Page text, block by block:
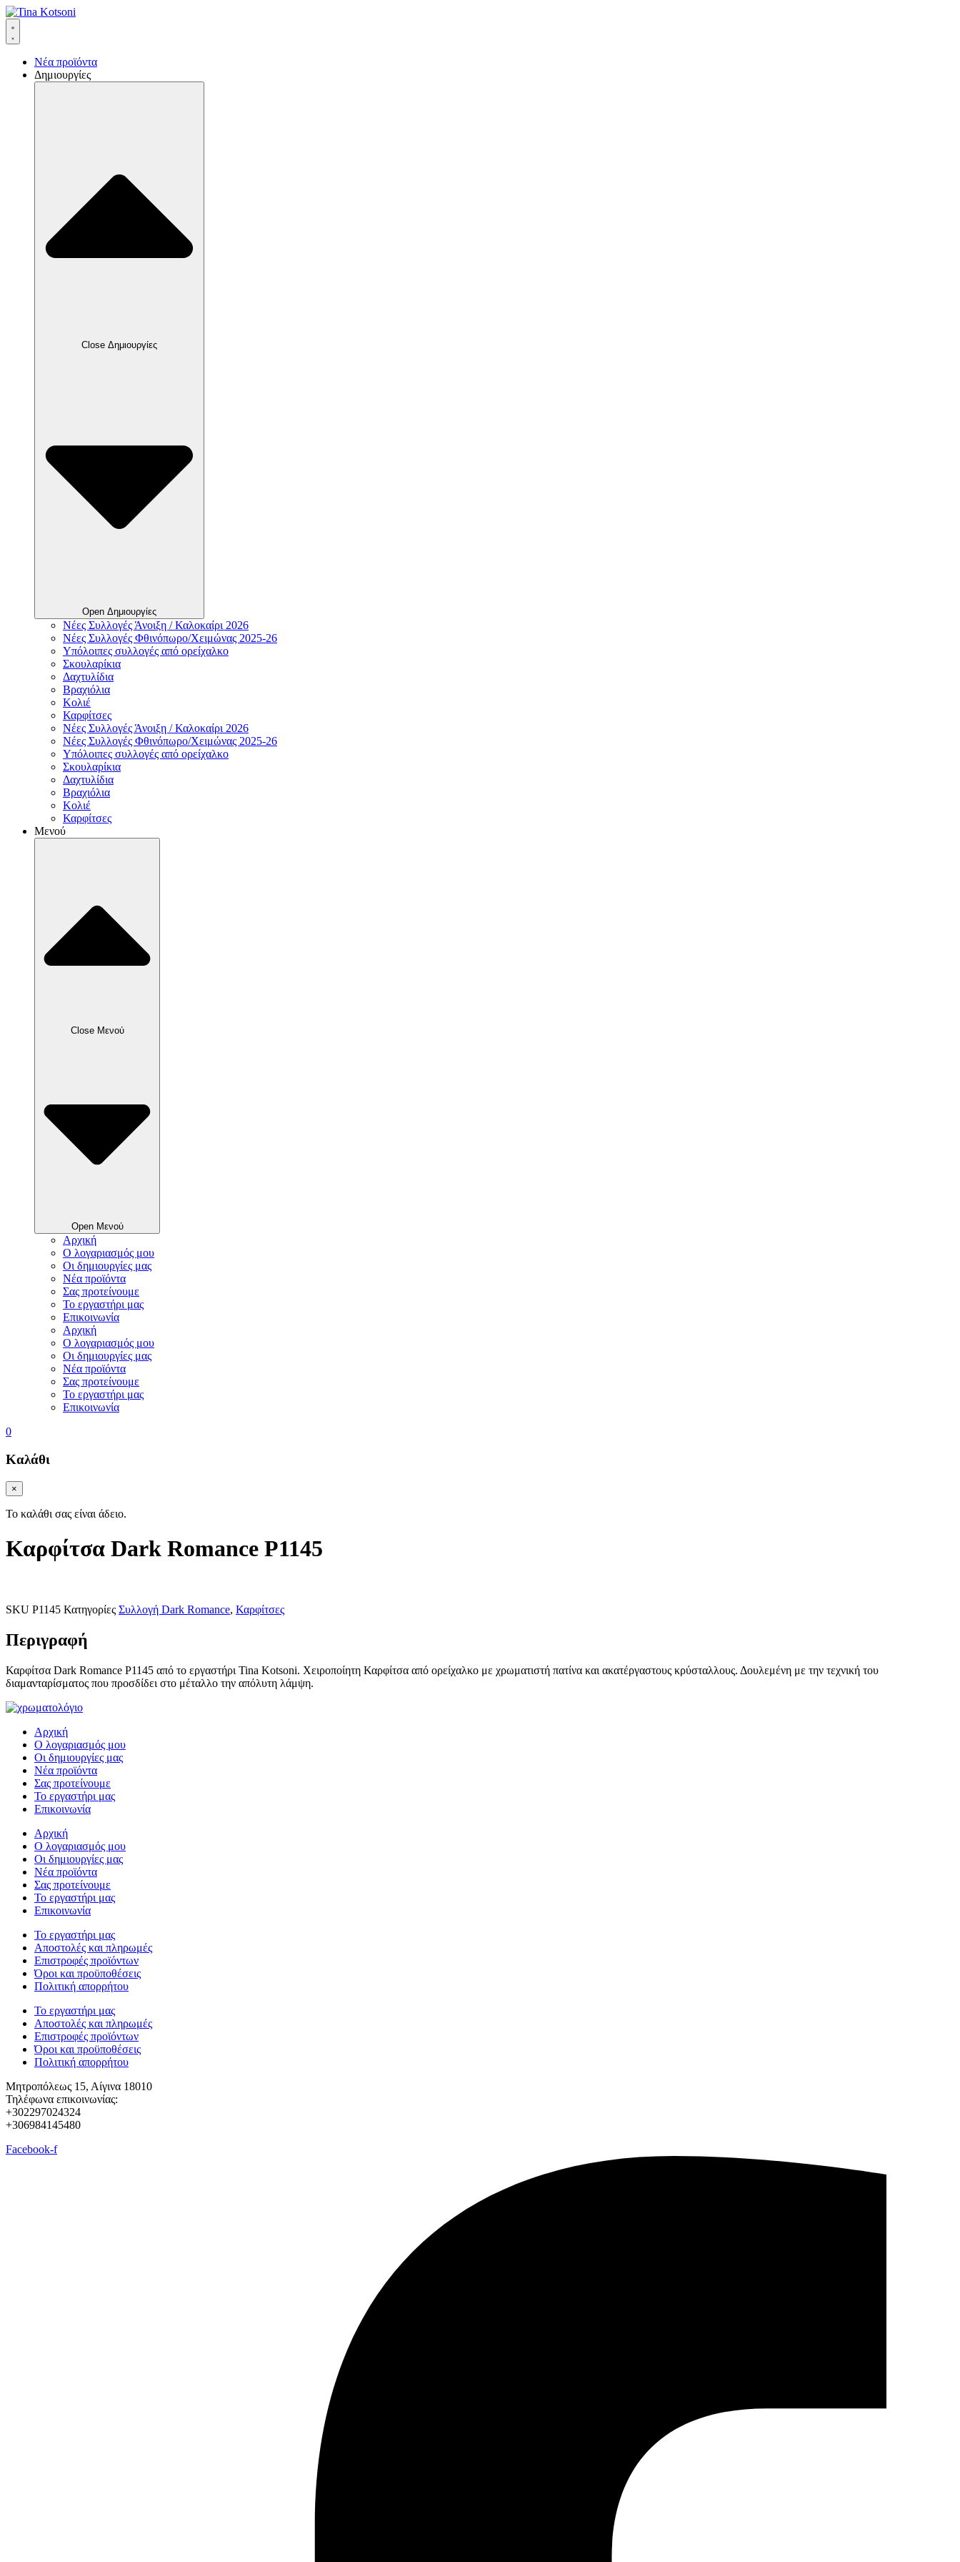
Νέα προϊόντα
Δημιουργίες
Close Δημιουργίες
Open Δημιουργίες
Νέες Συλλογές Άνοιξη / Καλοκαίρι 2026
Νέες Συλλογές Φθινόπωρο/Χειμώνας 2025-26
Υπόλοιπες συλλογές από ορείχαλκο
Σκουλαρίκια
Δαχτυλίδια
Βραχιόλια
Κολιέ
Καρφίτσες
Νέες Συλλογές Άνοιξη / Καλοκαίρι 2026
Νέες Συλλογές Φθινόπωρο/Χειμώνας 2025-26
Υπόλοιπες συλλογές από ορείχαλκο
Σκουλαρίκια
Δαχτυλίδια
Βραχιόλια
Κολιέ
Καρφίτσες
Μενού
Close Μενού
Open Μενού
Αρχική
Ο λογαριασμός μου
Οι δημιουργίες μας
Νέα προϊόντα
Σας προτείνουμε
Το εργαστήρι μας
Επικοινωνία
Αρχική
Ο λογαριασμός μου
Οι δημιουργίες μας
Νέα προϊόντα
Σας προτείνουμε
Το εργαστήρι μας
Επικοινωνία
0
Καλάθι
×
Το καλάθι σας είναι άδειο.
Καρφίτσα Dark Romance P1145
SKU P1145 Κατηγορίες Συλλογή Dark Romance, Καρφίτσες
Περιγραφή
Καρφίτσα Dark Romance P1145 από το εργαστήρι Tina Kotsoni. Χειροποίητη Καρφίτσα από ορείχαλκο με χρωματιστή πατίνα και ακατέργαστους κρύσταλλους. Δουλεμένη με την τεχνική του
διαμανταρίσματος που προσδίδει στο μέταλλο την απόλυτη λάμψη.
Αρχική
Ο λογαριασμός μου
Οι δημιουργίες μας
Νέα προϊόντα
Σας προτείνουμε
Το εργαστήρι μας
Επικοινωνία
Αρχική
Ο λογαριασμός μου
Οι δημιουργίες μας
Νέα προϊόντα
Σας προτείνουμε
Το εργαστήρι μας
Επικοινωνία
Το εργαστήρι μας
Αποστολές και πληρωμές
Επιστροφές προϊόντων
Όροι και προϋποθέσεις
Πολιτική απορρήτου
Το εργαστήρι μας
Αποστολές και πληρωμές
Επιστροφές προϊόντων
Όροι και προϋποθέσεις
Πολιτική απορρήτου
Μητροπόλεως 15, Αίγινα 18010
Τηλέφωνα επικοινωνίας:
+302297024324
+306984145480
Facebook-f